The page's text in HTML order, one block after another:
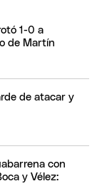
1-0 a
de Martín
de atacar y
con
y Vélez: